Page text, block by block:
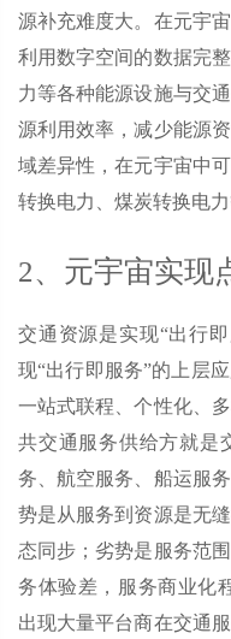
源补充难度大。在元宇
利用数字空间的数据完
力等各种能源设施与交
源利用效率，减少能源
域差异性，在元宇宙中
转换电力、煤炭转换电力
2、元宇宙实现
交通资源是实现“出行
现“出行即服务”的上层
一站式联程、个性化、
共交通服务供给方就是
务、航空服务、船运服
势是从服务到资源是无
态同步；劣势是服务范
务体验差，服务商业化
出现大量平台商在交通